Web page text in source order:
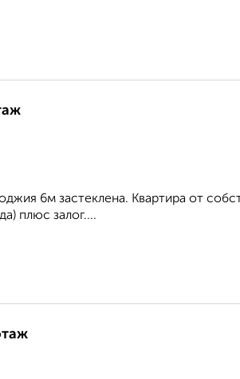
6м застеклена. Квартира от
плюс залог....